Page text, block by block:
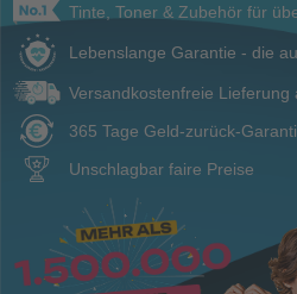
Tinte, Toner & Zubehör für
Lebenslange Garantie - die
Versandkostenfreie Lieferung
365 Tage Geld-zurück-
Unschlagbar faire Preise